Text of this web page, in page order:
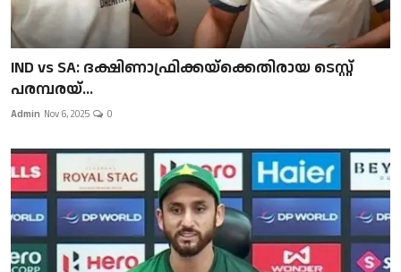
IND vs SA: ദക്ഷിണാഫ്രിക്കയ്‌ക്കെതിരായ ടെസ്റ്റ്
പരമ്പരയ്...
Admin Nov 6, 2025 0